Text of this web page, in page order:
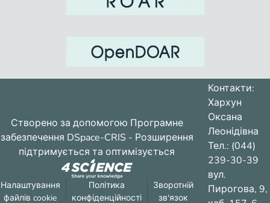
Створено за допомогою Програмне
забезпечення DSpace-CRIS - Розширення
підтримується та оптимізується
Налаштування
файлів cookie
Політика
конфіденційності
Зворотній
зв'язок
Контакти:
Хархун
Оксана
Леонідівна
Тел.: (044)
239-30-39
вул.
Пирогова, 9,